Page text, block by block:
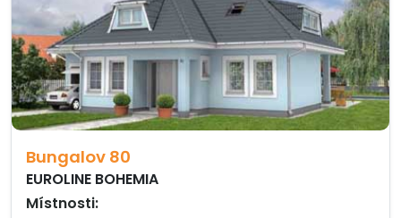
Bungalov 80
EUROLINE BOHEMIA
Místnosti: